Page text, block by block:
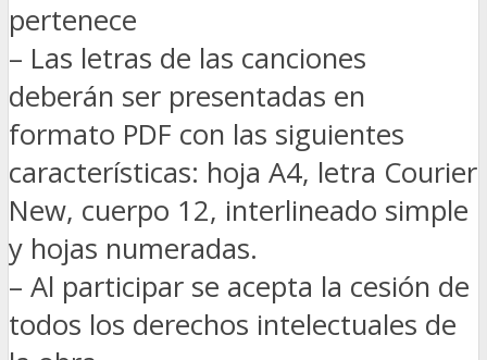
pertenece
– Las letras de las canciones
deberán ser presentadas en
formato PDF con las siguientes
características: hoja A4, letra Courier
New, cuerpo 12, interlineado simple
y hojas numeradas.
– Al participar se acepta la cesión de
todos los derechos intelectuales de